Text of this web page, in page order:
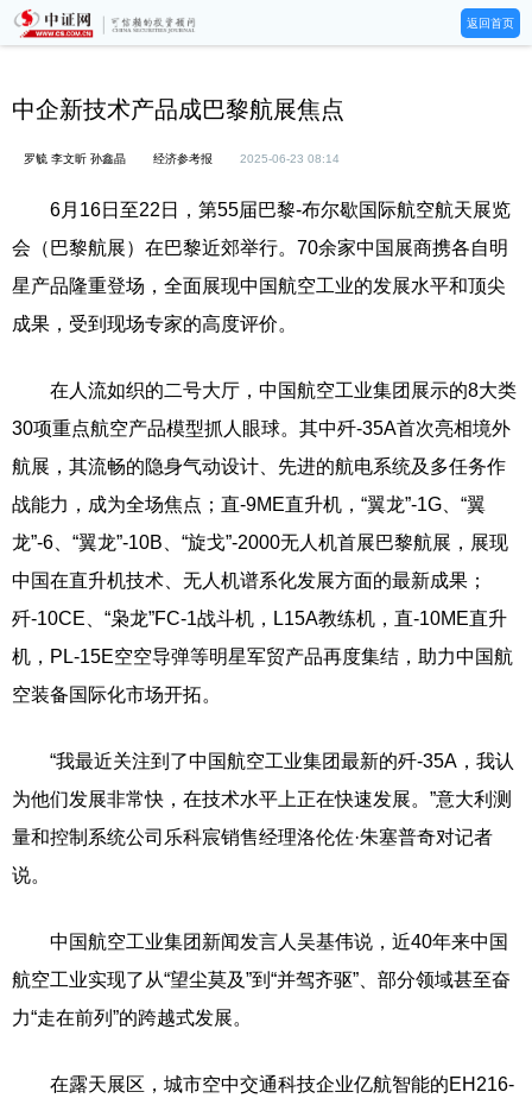
返回首页
中企新技术产品成巴黎航展焦点
罗毓 李文昕 孙鑫晶 经济参考报 2025-06-23 08:14
6月16日至22日，第55届巴黎-布尔歇国际航空航天展览
会（巴黎航展）在巴黎近郊举行。70余家中国展商携各自明
星产品隆重登场，全面展现中国航空工业的发展水平和顶尖
成果，受到现场专家的高度评价。
在人流如织的二号大厅，中国航空工业集团展示的8大类
30项重点航空产品模型抓人眼球。其中歼-35A首次亮相境外
航展，其流畅的隐身气动设计、先进的航电系统及多任务作
战能力，成为全场焦点；直-9ME直升机，“翼龙”-1G、“翼
龙”-6、“翼龙”-10B、“旋戈”-2000无人机首展巴黎航展，展现
中国在直升机技术、无人机谱系化发展方面的最新成果；
歼-10CE、“枭龙”FC-1战斗机，L15A教练机，直-10ME直升
机，PL-15E空空导弹等明星军贸产品再度集结，助力中国航
空装备国际化市场开拓。
“我最近关注到了中国航空工业集团最新的歼-35A，我认
为他们发展非常快，在技术水平上正在快速发展。”意大利测
量和控制系统公司乐科宸销售经理洛伦佐·朱塞普奇对记者
说。
中国航空工业集团新闻发言人吴基伟说，近40年来中国
航空工业实现了从“望尘莫及”到“并驾齐驱”、部分领域甚至奋
力“走在前列”的跨越式发展。
在露天展区，城市空中交通科技企业亿航智能的EH216-